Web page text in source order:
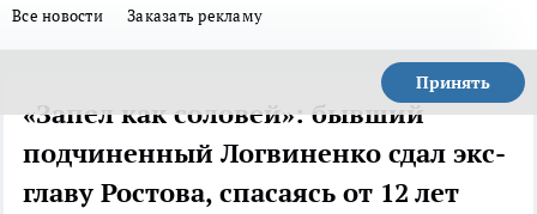
Все новости Заказать рекламу
Принять
«Запел как соловей»: бывший
подчиненный Логвиненко сдал экс-
главу Ростова, спасаясь от 12 лет